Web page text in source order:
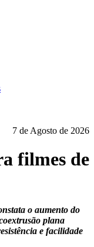
7 de Agosto de 2026
filmes de
o aumento do
plana
e facilidade